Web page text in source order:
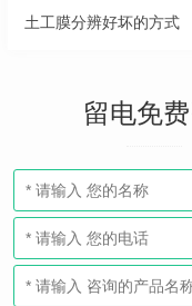
土工膜分辨好坏的方式
留电免